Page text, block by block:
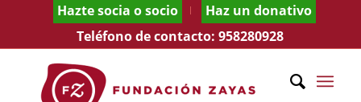
Hazte socia o socio
Haz un donativo
Teléfono de contacto:958280928